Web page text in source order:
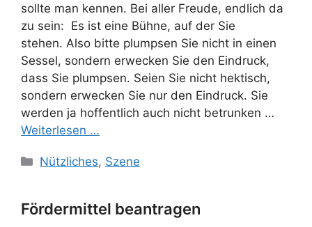
sollte man kennen. Bei aller Freude, endlich da
zu sein: Es ist eine Bühne, auf der Sie
stehen. Also bitte plumpsen Sie nicht in einen
Sessel, sondern erwecken Sie den Eindruck,
dass Sie plumpsen. Seien Sie nicht hektisch,
sondern erwecken Sie nur den Eindruck. Sie
werden ja hoffentlich auch nicht betrunken …
Weiterlesen …
Kategorien
Nützliches, Szene
Fördermittel beantragen